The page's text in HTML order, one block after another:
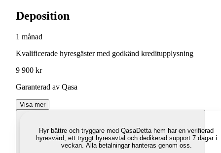
Deposition
1 månad
Kvalificerade hyresgäster med godkänd kreditupplysning
9 900 kr
Garanterad av Qasa
Visa mer
Hyr bättre och tryggare med QasaDetta hem har en verifierad
hyresvärd, ett tryggt hyresavtal och dedikerad support 7 dagar i
veckan. Alla betalningar hanteras genom oss.